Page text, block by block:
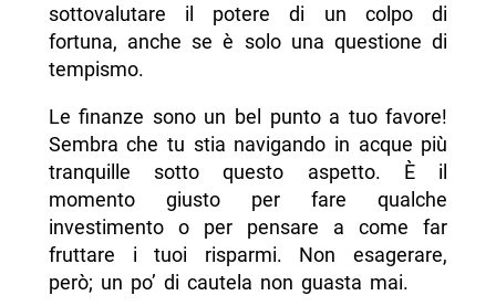
sottovalutare il potere di un colpo di
fortuna, anche se è solo una questione di
tempismo.
Le finanze sono un bel punto a tuo favore!
Sembra che tu stia navigando in acque più
tranquille sotto questo aspetto. È il
momento giusto per fare qualche
investimento o per pensare a come far
fruttare i tuoi risparmi. Non esagerare,
però; un po’ di cautela non guasta mai.